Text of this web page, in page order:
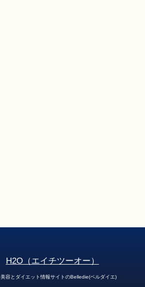
H2O（エイチツーオー）
美容とダイエット情報サイトのBelledie(ベルダイエ)